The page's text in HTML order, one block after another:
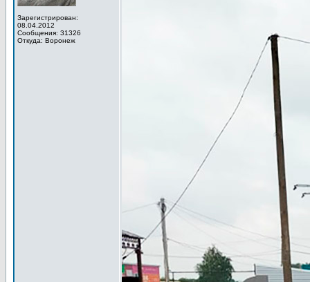
Зарегистрирован:
08.04.2012
Сообщения: 31326
Откуда: Воронеж